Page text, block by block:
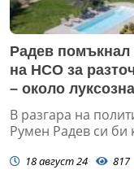
Радев помъкнал
на НСО за
– около
прехвръкне
В разгара на
Румен Радев си би
18 август 24 817